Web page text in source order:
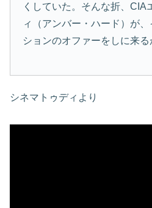
くしていた。そんな折、CIA
ィ（アンバー・ハード）が
ションのオファーをしに来
シネマトゥディより